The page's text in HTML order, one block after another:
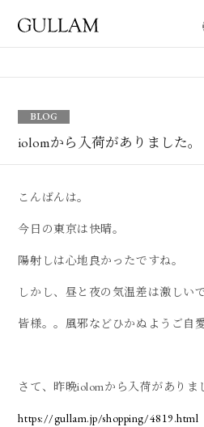
BLOG
iolomから入荷がありました。
こんばんは。
今日の東京は快晴。
陽射しは心地良かったですね。
しかし、昼と夜の気温差は激しいで
皆様。。風邪などひかぬようご自
さて、昨晩iolomから入荷がありま
https://gullam.jp/shopping/4819.html